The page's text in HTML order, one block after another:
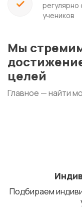
регулярно
учеников
Мы
целей
Главное — найти
Подбираем